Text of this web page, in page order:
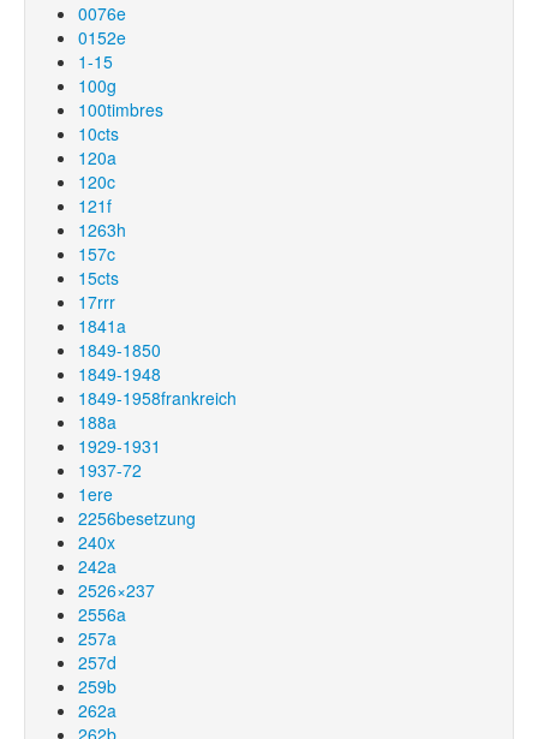
0076e
0152e
1-15
100g
100timbres
10cts
120a
120c
121f
1263h
157c
15cts
17rrr
1841a
1849-1850
1849-1948
1849-1958frankreich
188a
1929-1931
1937-72
1ere
2256besetzung
240x
242a
2526×237
2556a
257a
257d
259b
262a